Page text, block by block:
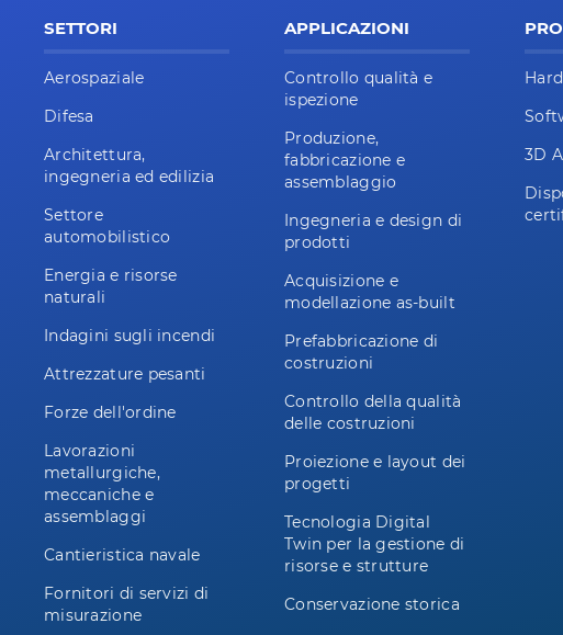
SETTORI
Aerospaziale
Difesa
Architettura,
ingegneria ed edilizia
Settore
automobilistico
Energia e risorse
naturali
Indagini sugli incendi
Attrezzature pesanti
Forze dell'ordine
Lavorazioni
metallurgiche,
meccaniche e
assemblaggi
Cantieristica navale
Fornitori di servizi di
misurazione
APPLICAZIONI
Controllo qualità e
ispezione
Produzione,
fabbricazione e
assemblaggio
Ingegneria e design di
prodotti
Acquisizione e
modellazione as-built
Prefabbricazione di
costruzioni
Controllo della qualità
delle costruzioni
Proiezione e layout dei
progetti
Tecnologia Digital
Twin per la gestione di
risorse e strutture
Conservazione storica
3D